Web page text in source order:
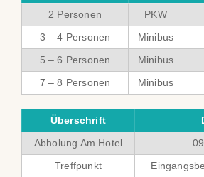
2 Personen
PKW
3 – 4 Personen
Minibus
5 – 6 Personen
Minibus
7 – 8 Personen
Minibus
Überschrift
Abholung Am Hotel
Treffpunkt